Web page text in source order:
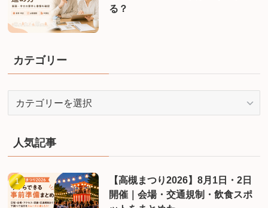
る？
カテゴリー
リ
ー
人気記事
【高槻まつり2026】8月1日・2日
開催｜会場・交通規制・飲食スポ